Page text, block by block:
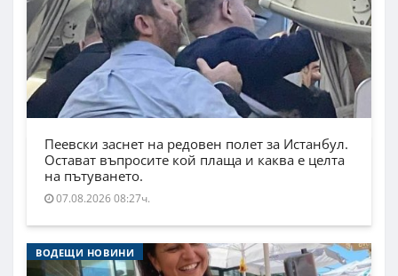
Пеевски заснет на редовен полет за Истанбул.
Остават въпросите кой плаща и каква е целта
на пътуването.
07.08.2026 08:27ч.
ВОДЕЩИ НОВИНИ